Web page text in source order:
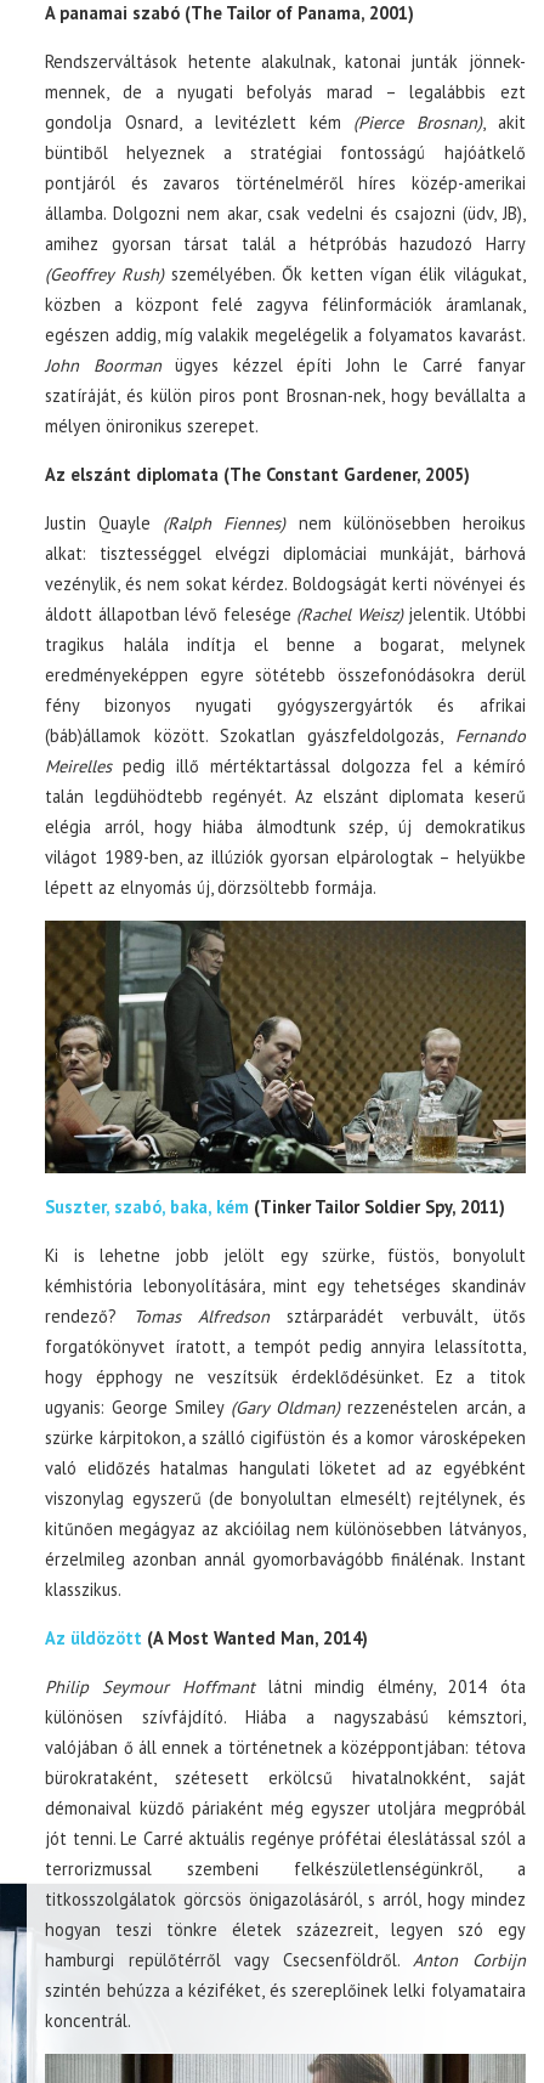
A panamai szabó (The Tailor of Panama, 2001)
Rendszerváltások hetente alakulnak, katonai junták jönnek-
mennek, de a nyugati befolyás marad – legalábbis ezt
gondolja Osnard, a levitézlett kém (Pierce Brosnan), akit
büntiből helyeznek a stratégiai fontosságú hajóátkelő
pontjáról és zavaros történelméről híres közép-amerikai
államba. Dolgozni nem akar, csak vedelni és csajozni (üdv, JB),
amihez gyorsan társat talál a hétpróbás hazudozó Harry
(Geoffrey Rush)személyében. Ők ketten vígan élik világukat,
közben a központ felé zagyva félinformációk áramlanak,
egészen addig, míg valakik megelégelik a folyamatos kavarást.
John Boormanügyes kézzel építi John le Carré fanyar
szatíráját, és külön piros pont Brosnan-nek, hogy bevállalta a
mélyen önironikus szerepet.
Az elszánt diplomata (The Constant Gardener, 2005)
Justin Quayle (Ralph Fiennes)nem különösebben heroikus
alkat: tisztességgel elvégzi diplomáciai munkáját, bárhová
vezénylik, és nem sokat kérdez. Boldogságát kerti növényei és
áldott állapotban lévő felesége (Rachel Weisz)jelentik. Utóbbi
tragikus halála indítja el benne a bogarat, melynek
eredményeképpen egyre sötétebb összefonódásokra derül
fény bizonyos nyugati gyógyszergyártók és afrikai
(báb)államok között. Szokatlan gyászfeldolgozás, Fernando
Meirellespedig illő mértéktartással dolgozza fel a kémíró
talán legdühödtebb regényét. Az elszánt diplomata keserű
elégia arról, hogy hiába álmodtunk szép, új demokratikus
világot 1989-ben, az illúziók gyorsan elpárologtak – helyükbe
lépett az elnyomás új, dörzsöltebb formája.
Suszter, szabó, baka, kém (Tinker Tailor Soldier Spy, 2011)
Ki is lehetne jobb jelölt egy szürke, füstös, bonyolult
kémhistória lebonyolítására, mint egy tehetséges skandináv
rendező? Tomas Alfredsonsztárparádét verbuvált, ütős
forgatókönyvet íratott, a tempót pedig annyira lelassította,
hogy épphogy ne veszítsük érdeklődésünket. Ez a titok
ugyanis: George Smiley (Gary Oldman)rezzenéstelen arcán, a
szürke kárpitokon, a szálló cigifüstön és a komor városképeken
való elidőzés hatalmas hangulati löketet ad az egyébként
viszonylag egyszerű (de bonyolultan elmesélt) rejtélynek, és
kitűnően megágyaz az akcióilag nem különösebben látványos,
érzelmileg azonban annál gyomorbavágóbb finálénak. Instant
klasszikus.
Az üldözött (A Most Wanted Man, 2014)
Philip Seymour Hoffmantlátni mindig élmény, 2014 óta
különösen szívfájdító. Hiába a nagyszabású kémsztori,
valójában ő áll ennek a történetnek a középpontjában: tétova
bürokrataként, szétesett erkölcsű hivatalnokként, saját
démonaival küzdő páriaként még egyszer utoljára megpróbál
jót tenni. Le Carré aktuális regénye prófétai éleslátással szól a
terrorizmussal szembeni felkészületlenségünkről, a
titkosszolgálatok görcsös önigazolásáról, s arról, hogy mindez
hogyan teszi tönkre életek százezreit, legyen szó egy
hamburgi repülőtérről vagy Csecsenföldről.Anton Corbijn
szintén behúzza a kéziféket, és szereplőinek lelki folyamataira
koncentrál.